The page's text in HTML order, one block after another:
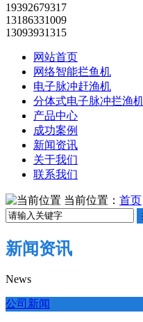
19392679317
13186331009
13093931315
网站首页
网络智能拦鱼机
电子脉冲赶渔机
分体式电子脉冲拦渔
产品中心
成功案例
新闻资讯
关于我们
联系我们
当前位置： 首页
新闻资讯
News
公司新闻